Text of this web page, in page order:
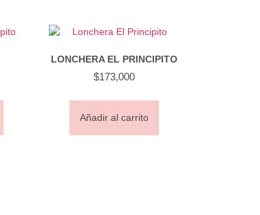
LONCHERA EL PRINCIPITO
$173,000
Añadir al carrito